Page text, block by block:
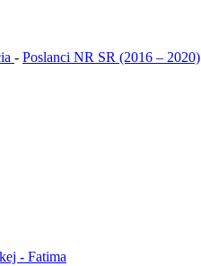
- Poslanci NR SR (2016 – 2020)
- Fatima